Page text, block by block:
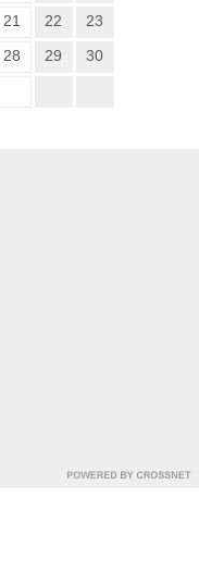
21 22
23
28 29
30